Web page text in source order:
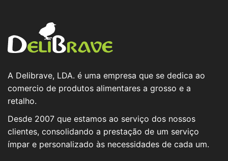
A Delibrave, LDA. é uma empresa que se dedica ao
comercio de produtos alimentares a grosso e a
retalho.
Desde 2007 que estamos ao serviço dos nossos
clientes, consolidando a prestação de um serviço
ímpar e personalizado às necessidades de cada um.